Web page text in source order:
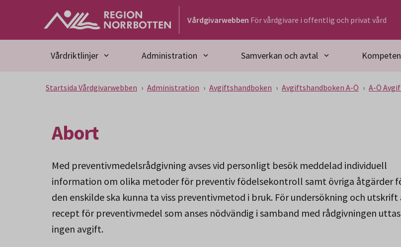
Gå till huvudmeny
Gå till övergripande innehåll
Vårdgivarwebben För vårdgivare i offentlig och privat vård
Vårdriktlinjer Administration Samverkan och avtal
Startsida Vårdgivarwebben Administration Avgiftshandboken Avgiftshandboken A-Ö A-Ö
Abort
Med preventivmedelsrådgivning avses vid personligt besök meddelad individuell
information om olika metoder för preventiv födelsekontroll samt övriga åtgärder
den enskilde ska kunna ta viss preventivmetod i bruk. För undersökning och utskrift
recept för preventivmedel som anses nödvändig i samband med rådgivningen uttas
ingen avgift.